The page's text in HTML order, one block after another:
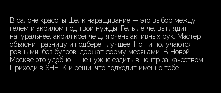
В салоне красоты Шелк наращивание — это выбор между
гелем и акрилом под твои нужды. Гель легче, выглядит
натуральнее, акрил крепче для очень активных рук. Мастер
объяснит разницу и подберёт лучшее. Ногти получаются
ровными, без бугров, держат форму месяцами. В Новой
Москве это удобно — не нужно ездить в центр за качеством.
Приходи в SHÊLK и реши, что подходит именно тебе.